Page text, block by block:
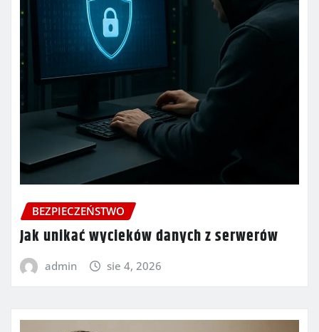
BEZPIECZEŃSTWO
Jak unikać wycieków danych z serwerów
admin sie 4, 2026